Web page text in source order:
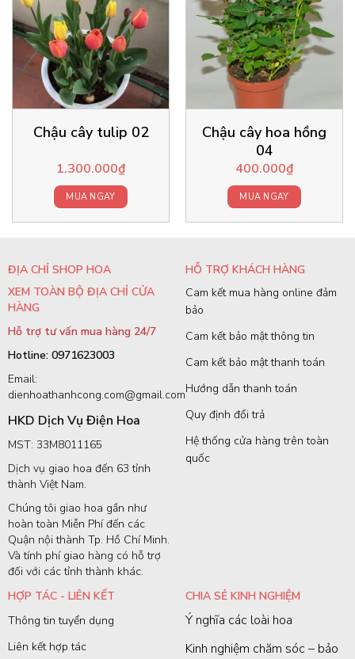
Chậu cây tulip 02
1.300.000₫
MUA NGAY
Chậu cây hoa hồng
04
400.000₫
MUA NGAY
ĐỊA CHỈ SHOP HOA
XEM TOÀN BỘ ĐỊA CHỈ CỬA
HÀNG
Hỗ trợ tư vấn mua hàng 24/7
Hotline: 0971623003
Email:
dienhoathanhcong.com@gmail.com
HKD Dịch Vụ Điện Hoa
MST: 33M8011165
Dịch vụ giao hoa đến 63 tỉnh
thành Việt Nam.
Chúng tôi giao hoa gần như
hoàn toàn Miễn Phí đến các
Quận nội thành Tp. Hồ Chí Minh.
Và tính phí giao hàng có hỗ trợ
đối với các tỉnh thành khác.
HỖ TRỢ KHÁCH HÀNG
Cam kết mua hàng online đảm
bảo
Cam kết bảo mật thông tin
Cam kết bảo mật thanh toán
Hướng dẫn thanh toán
Quy định đổi trả
Hệ thống cửa hàng trên toàn
quốc
HỢP TÁC - LIÊN KẾT
Thông tin tuyển dụng
Liên kết hợp tác
CHIA SẺ KINH NGHIỆM
Ý nghĩa các loài hoa
Kinh nghiệm chăm sóc – bảo